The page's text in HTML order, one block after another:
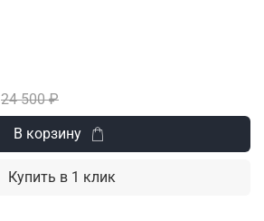
24 500 ₽
В корзину
Купить в 1 клик